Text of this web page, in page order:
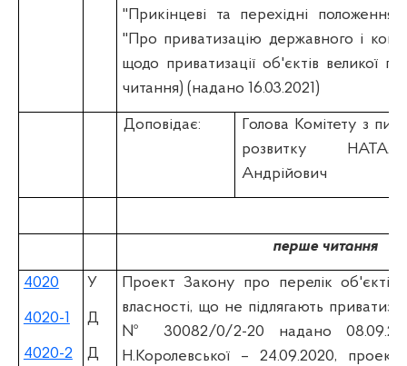
"Прикінцеві та перехідні
"Про приватизацію державного і
щодо приватизації об'єктів великої
читання) (надано 16.03.2021)
Доповідає:
Голова Комітету з
розвитку
Андрійович
перше читання
4020
4020-1
4020-2
У
Д
Д
Проект Закону про перелік об'єктів
власності, що не підлягають
№ 30082/0/2-20 надано
Н.Королевської – 24.09.2020,